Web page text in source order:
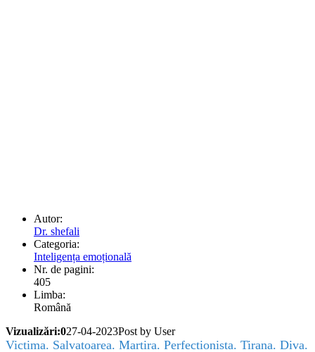
Autor:
Dr. shefali
Categoria:
Inteligența emoțională
Nr. de pagini:
405
Limba:
Română
Vizualizări:027-04-2023Post by User
Victima. Salvatoarea. Martira. Perfectionista. Tirana. Diva.